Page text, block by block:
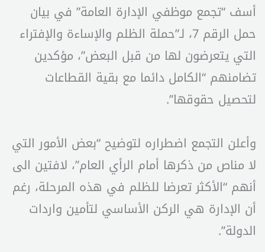
أسف “تجمع موظفي الإدارة العامة” في بيان
حمل الرقم 7، لـ”حملة الظلم والإساءة والإفتراء
التي يتعرضون لها من قبل البعض”، مؤكدين
تضامنهم “الكامل دائما مع بقية القطاعات
لتحصيل حقوقها”.
وأعلن التجمع اضطراره لتوضيح “بعض الأمور التي
لا مناص من ذكرها أمام الرأي العام”، لافتين الى
أنهم “الأكثر تعرضا للظلم في هذه المرحلة، رغم
أن الإدارة هي الركن الأساسي لتأمين واردات
الدولة”.